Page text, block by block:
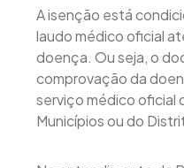
A isenção está
laudo médico oficial
doença. Ou seja, o
comprovação da
serviço médico oficial
Municípios ou do